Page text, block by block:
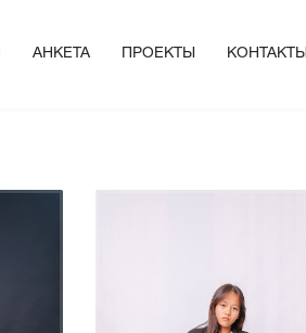
АНКЕТА ПРОЕКТЫ КОНТАКТЫ